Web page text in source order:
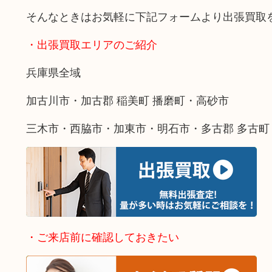
そんなときはお気軽に下記フォームより出張買取
・出張買取エリアのご紹介
兵庫県全域
加古川市・加古郡 稲美町 播磨町・高砂市
三木市・西脇市・加東市・明石市・多古郡 多古町
・ご来店前に確認しておきたい